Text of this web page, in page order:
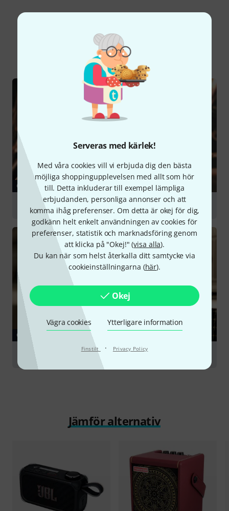
Serveras med kärlek!
Med våra cookies vill vi erbjuda dig den bästa
möjliga shoppingupplevelsen med allt som hör
till. Detta inkluderar till exempel lämpliga
erbjudanden, personliga annonser och att
komma ihåg preferenser. Om detta är okej för dig,
godkänn helt enkelt användningen av cookies för
preferenser, statistik och marknadsföring genom
att klicka på "Okej!" (visa alla).
Du kan när som helst återkalla ditt samtycke via
cookieinställningarna (här).
Okej
Vägra cookies Ytterligare information
Finstilt · Privacy Policy
Onlineguide
GUIDE
Guitar Setups
GUIDE
Jämför alternativ